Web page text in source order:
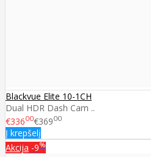
Blackvue Elite 10-1CH
Dual HDR Dash Cam ..
€33600€36900
Į krepšelį
Akcija -9%